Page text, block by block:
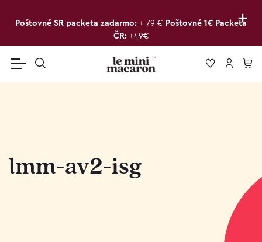
+
Poštovné SR packeta zadarmo: + 79 € Poštovné 1€ Packeta
ČR: +49€
lmm-av2-isg